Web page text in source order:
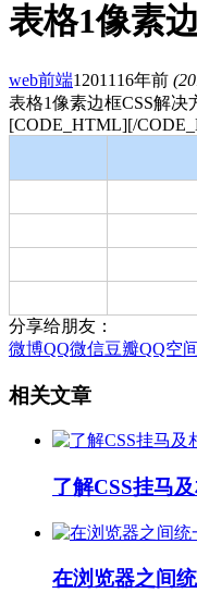
表格1像素
web前端12011 16年前
表格1像素边框CSS解决
[CODE_HTML][/
分享给朋友：
微博QQ微信豆瓣QQ空间
相关文章
了解CSS挂马
在浏览器之间